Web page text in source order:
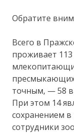
Обратите
Всего в
проживает
точным, — 58
При этом 14
сохранением
сотрудники